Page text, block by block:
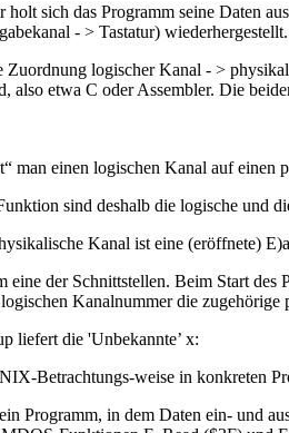
holt sich das Programm seine Daten
- > Tastatur) wiederhergestellt.
Zuordnung logischer Kanal - >
also etwa C oder Assembler. Die
man einen logischen Kanal auf einen
sind deshalb die logische und
Kanal ist eine (eröffnete)
eine der Schnittstellen. Beim Start
Kanalnummer die zugehörige
liefert die 'Unbekannte’ x:
Betrachtungs-weise in konkreten
Programm, in dem Daten ein- und